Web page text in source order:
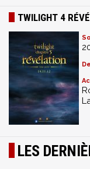
TWILIGHT 4
De
LES